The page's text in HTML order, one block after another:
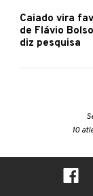
Caiado vira
de Flávio
diz pesquisa
10